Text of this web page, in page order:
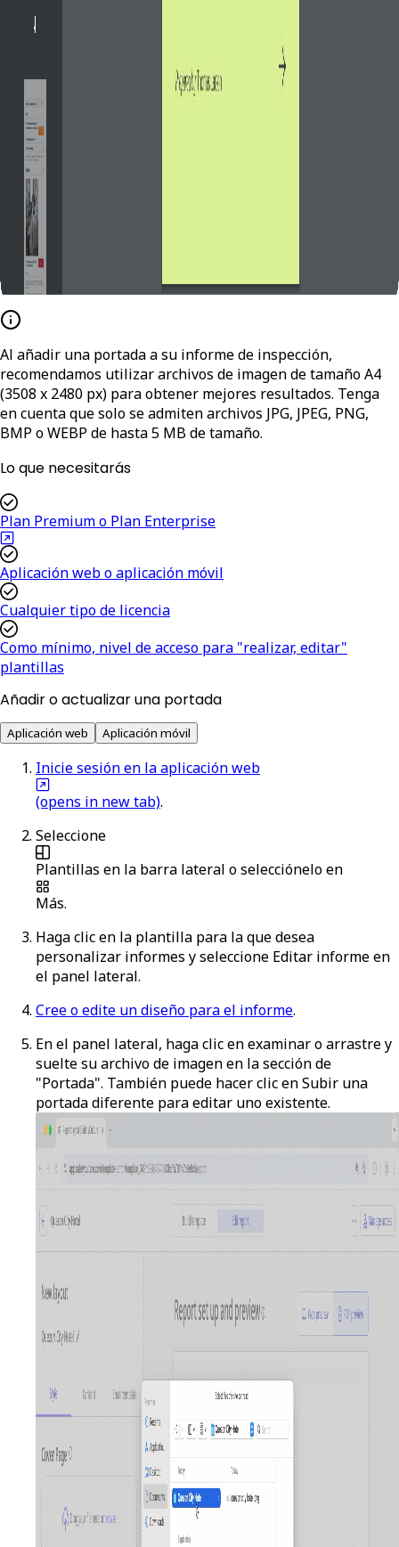
Al añadir una portada a su informe de inspección,
recomendamos utilizar archivos de imagen de tamaño A4
(3508 x 2480 px) para obtener mejores resultados. Tenga
en cuenta que solo se admiten archivos JPG, JPEG, PNG,
BMP o WEBP de hasta 5 MB de tamaño.
Lo que necesitarás
Plan Premium o Plan Enterprise
Aplicación web o aplicación móvil
Cualquier tipo de licencia
Como mínimo, nivel de acceso para "realizar, editar"
plantillas
Añadir o actualizar una portada
Aplicación web Aplicación móvil
Inicie sesión en la aplicación web
(opens in new tab).
Seleccione
Plantillas en la barra lateral o selecciónelo en
Más.
Haga clic en la plantilla para la que desea
personalizar informes y seleccione Editar informeen
el panel lateral.
Cree o edite un diseño para el informe.
En el panel lateral, haga clic enexaminaro arrastre y
suelte su archivo de imagen en la sección de
"Portada". También puede hacer clic enSubir una
portada diferente para editar uno existente.